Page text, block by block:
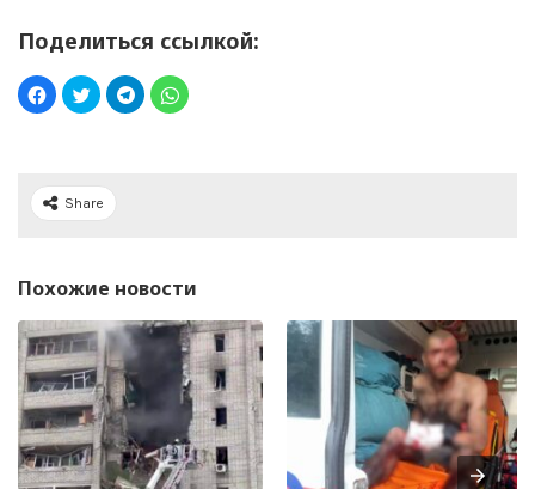
Поделиться ссылкой:
Share
Похожие новости